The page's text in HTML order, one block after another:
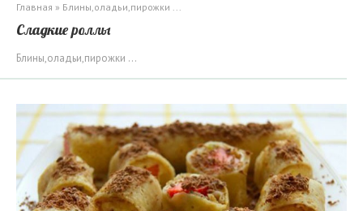
Главная » Блины,оладьи,пирожки ...
Сладкие роллы
Блины,оладьи,пирожки ...